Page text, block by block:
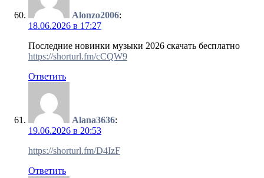
Alonzo2006:
18.06.2026 в 17:27
Последние новинки музыки 2026 скачать бесплатно
https://shorturl.fm/cCQW9
Ответить
Alana3636:
19.06.2026 в 20:53
https://shorturl.fm/D4IzF
Ответить